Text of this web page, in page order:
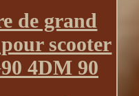
de grand
scooter
4DM 90